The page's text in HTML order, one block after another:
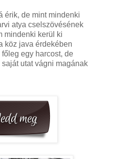
érik, de mint mindenki
atya cselszövésének
mindenki kerül ki
köz java érdekében
egy harcost, de
utat vágni magának